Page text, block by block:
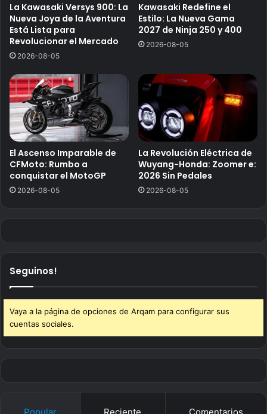
La Kawasaki Versys 900: La
Nueva Joya de la Aventura
Está Lista para
Revolucionar el Mercado
2026-08-05
Kawasaki Redefine el
Estilo: La Nueva Gama
2027 de Ninja 250 y 400
2026-08-05
El Ascenso Imparable de
CFMoto: Rumbo a
conquistar el MotoGP
2026-08-05
La Revolución Eléctrica de
Wuyang-Honda: Zoomer e:
2026 Sin Pedales
2026-08-05
Seguinos!
Vaya a la página de opciones de Arqam para configurar sus
cuentas sociales.
Popular Reciente Comentarios